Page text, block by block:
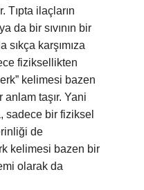
Tıpta ilaçların
da bir sıvının bir
sıkça karşımıza
fiziksellikten
kelimesi bazen
taşır. Yani
sadece bir fiziksel
de
kelimesi bazen bir
olarak da